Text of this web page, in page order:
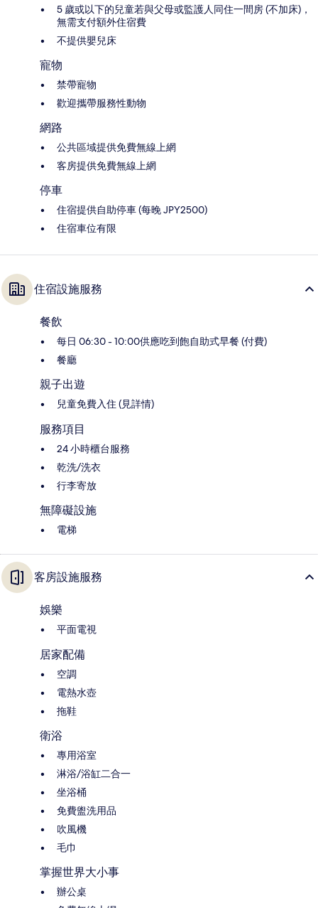
5 歲或以下的兒童若與父母或監護人同住一間房 (不加床)，
無需支付額外住宿費
不提供嬰兒床
寵物
禁帶寵物
歡迎攜帶服務性動物
網路
公共區域提供免費無線上網
客房提供免費無線上網
停車
住宿提供自助停車 (每晚 JPY2500)
住宿車位有限
住宿設施服務
餐飲
每日 06:30 - 10:00供應吃到飽自助式早餐 (付費)
餐廳
親子出遊
兒童免費入住 (見詳情)
服務項目
24 小時櫃台服務
乾洗/洗衣
行李寄放
無障礙設施
電梯
客房設施服務
娛樂
平面電視
居家配備
空調
電熱水壺
拖鞋
衛浴
專用浴室
淋浴/浴缸二合一
坐浴桶
免費盥洗用品
吹風機
毛巾
掌握世界大小事
辦公桌